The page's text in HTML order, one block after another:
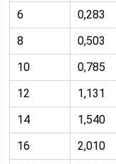
6
0,283
8
0,503
10
0,785
12
1,131
14
1,540
16
2,010